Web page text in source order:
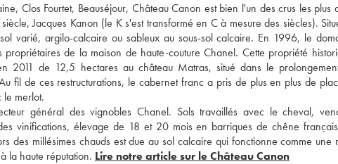
Clos Fourtet, Beauséjour, Château Canon est bien l'un des crus les plus
Jacques Kanon (le K s'est transformé en C à mesure des siècles).
varié, argilo-calcaire ou sableux au sous-sol calcaire. En 1996, le
de la maison de haute-couture Chanel. Cette propriété
2011 de 12,5 hectares au château Matras, situé dans le
fil de ces restructurations, le cabernet franc a pris de plus en plus de
le merlot.
général des vignobles Chanel. Sols travaillés avec le cheval,
vinifications, élevage de 18 et 20 mois en barriques de chêne
des millésimes chauds est due au sol calcaire qui fonctionne comme une
la haute réputation. Lire notre article sur le Château Canon